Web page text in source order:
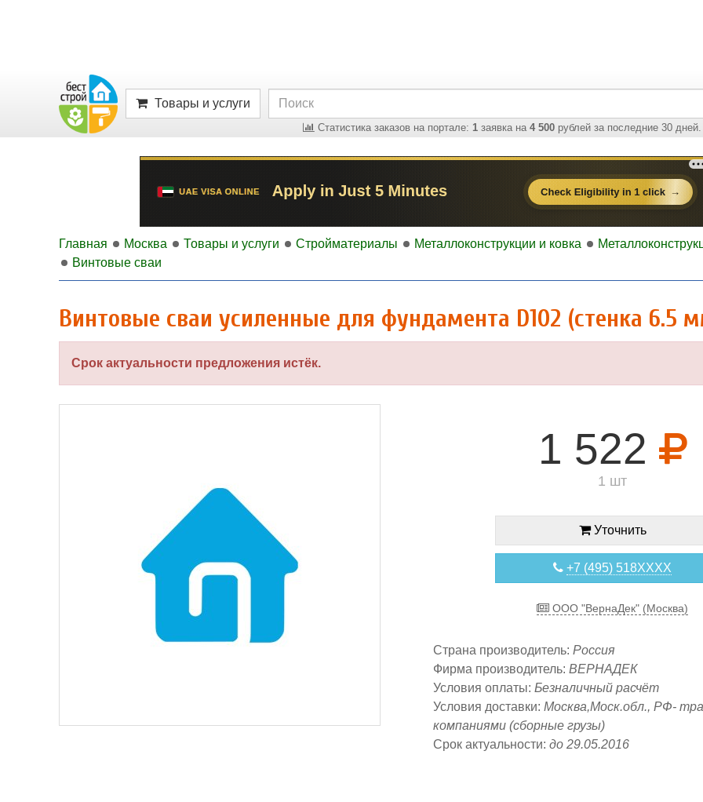
Товары и услуги
Статистика заказов на портале: 1заявка на 4 500рублей за последние 30 дней.
Главная Москва Товары и услуги Стройматериалы Металлоконструкции и ковка
Винтовые сваи
Винтовые сваи усиленные для фундамента D102 (стенка 6.5
Срок актуальности предложения истёк.
1 522
1 шт
Уточнить
+7 (495) 518XXXX
ООО "ВернаДек" (Москва)
Страна производитель: Россия
Фирма производитель: ВЕРНАДЕК
Условия оплаты: Безналичный расчёт
Условия доставки: Москва,Моск.обл., РФ-
компаниями (сборные грузы)
Срок актуальности: до 29.05.2016